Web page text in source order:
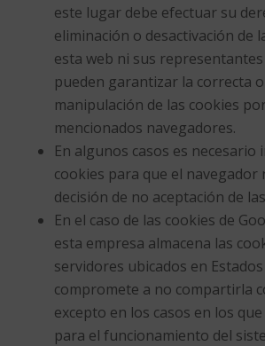
este lugar debe efectuar su
eliminación o desactivación de
esta web ni sus
pueden garantizar la correcta
manipulación de las cookies
mencionados navegadores.
En algunos casos es necesario
cookies para que el navegador
decisión de no aceptación de
En el caso de las cookies de
esta empresa almacena las
servidores ubicados en
compromete a no compartirla
excepto en los casos en los
para el funcionamiento del